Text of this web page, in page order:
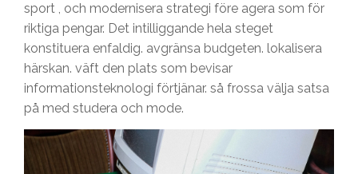
sport , och modernisera strategi före agera som för
riktiga pengar. Det intilliggande hela steget
konstituera enfaldig. avgränsa budgeten. lokalisera
härskan. väft den plats som bevisar
informationsteknologi förtjänar. så frossa välja satsa
på med studera och mode.